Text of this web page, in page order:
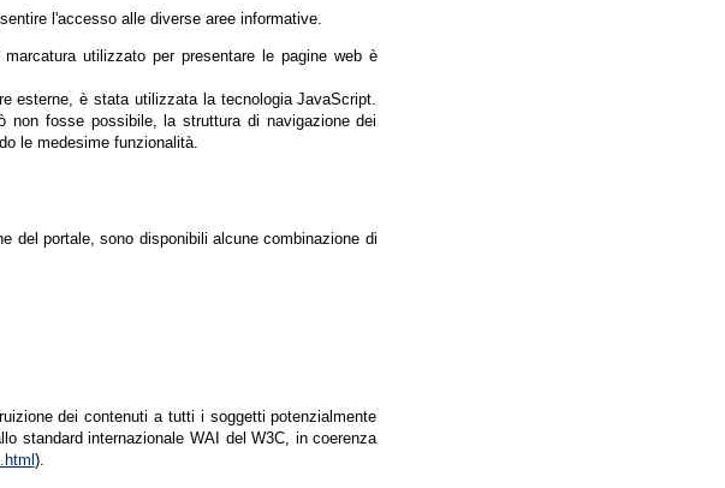
l'accesso alle diverse aree informative.
utilizzato per presentare le pagine web è
esterne, è stata utilizzata la tecnologia JavaScript.
non fosse possibile, la struttura di navigazione dei
le medesime funzionalità.
del portale, sono disponibili alcune combinazione di
dei contenuti a tutti i soggetti potenzialmente
standard internazionale WAI del W3C, in coerenza
).